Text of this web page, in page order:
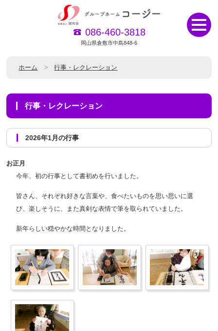
086-460-3818
岡山県倉敷市中島848-6
ホーム 行事・レクレーション
行事・レクレーション
2026年1月の行事
お正月
今年、初の行事として書初めを行いました。
皆さん、それぞれ好きな言葉や、食べたいものを思い思いに選
び、楽しそうに、また真剣な表情で筆を取られていました。
新年らしい穏やかな時間となりました。